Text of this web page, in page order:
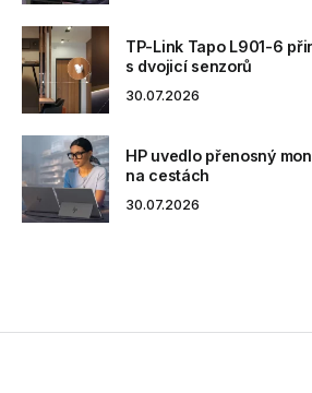
TP-Link Tapo L901-6
s dvojicí senzorů
30.07.2026
HP uvedlo přenosný
na cestách
30.07.2026